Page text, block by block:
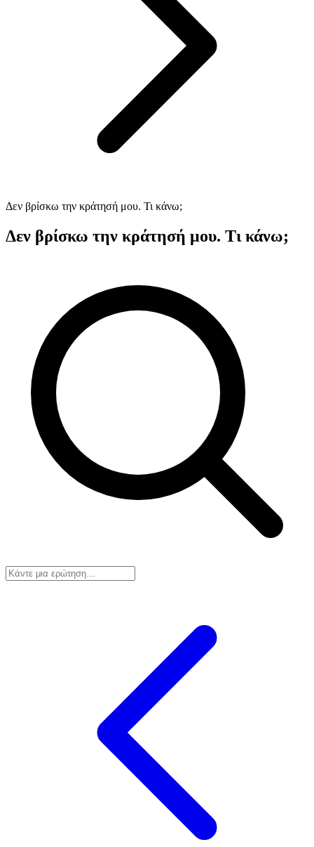
Δεν βρίσκω την κράτησή μου. Τι κάνω;
Δεν βρίσκω την κράτησή μου. Τι κάνω;